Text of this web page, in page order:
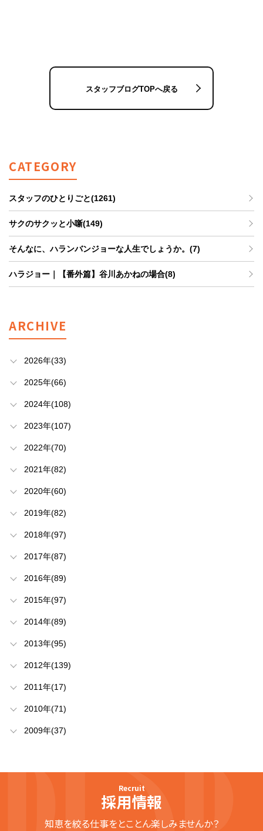
スタッフブログTOPへ戻る
CATEGORY
スタッフのひとりごと(1261)
サクのサクッと小噺(149)
そんなに、ハランバンジョーな人生でしょうか。(7)
ハラジョー｜【番外篇】谷川あかねの場合(8)
ARCHIVE
2026年(33)
2025年(66)
2024年(108)
2023年(107)
2022年(70)
2021年(82)
2020年(60)
2019年(82)
2018年(97)
2017年(87)
2016年(89)
2015年(97)
2014年(89)
2013年(95)
2012年(139)
2011年(17)
2010年(71)
2009年(37)
Recruit
採用情報
知恵を絞る仕事をとことん楽しみませんか？